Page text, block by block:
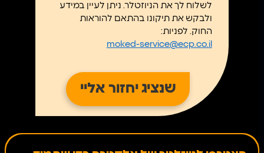
לשלוח לך את הניוזטלר. ניתן לעיין במידע
ולבקש את תיקונו בהתאם להוראות
החוק. לפניות:
moked-service@ecp.co.il